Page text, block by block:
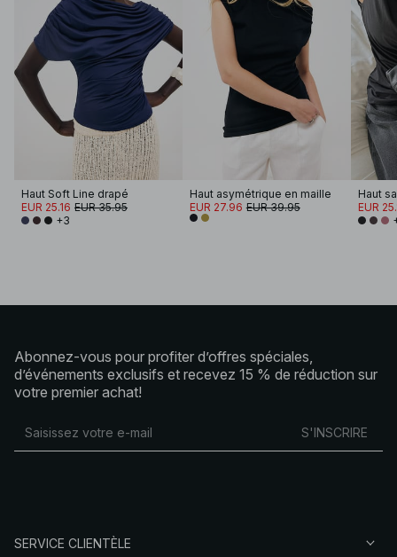
Haut Soft Line drapé
EUR 25.16 EUR 35.95
+3
Haut asymétrique en maille
EUR 27.96 EUR 39.95
Haut
EUR
Abonnez-vous pour profiter d’offres spéciales,
d’événements exclusifs et recevez 15 % de réduction sur
votre premier achat!
S'INSCRIRE
SERVICE CLIENTÈLE